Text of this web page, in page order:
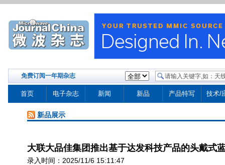
免费订阅一年期杂志
首页 电子杂志 新闻 新品 产品特写 技术/
新品展示
大联大品佳集团推出基于达发科技产品的头戴式
录入时间：2025/11/6 15:11:47